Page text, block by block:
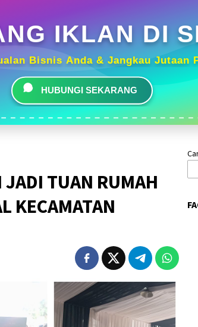
IKLAN DI
Bisnis Anda & Jangkau Jutaan
HUBUNGI SEKARANG
TUAN RUMAH
KECAMATAN